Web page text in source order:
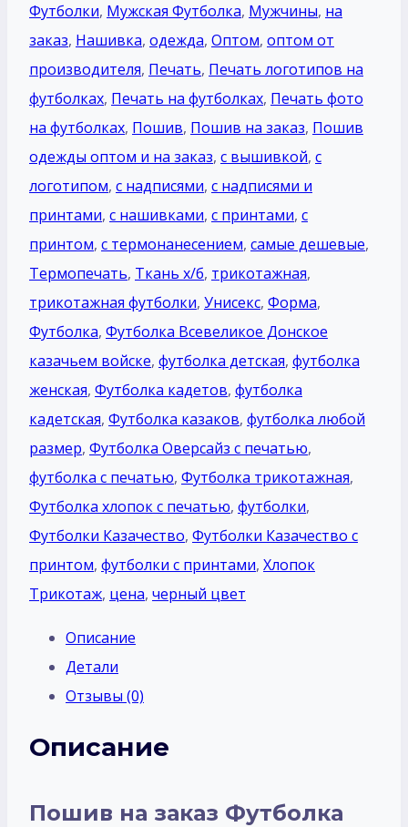
Футболки, Мужская Футболка, Мужчины, на
заказ, Нашивка, одежда, Оптом, оптом от
производителя, Печать, Печать логотипов на
футболках, Печать на футболках, Печать фото
на футболках, Пошив, Пошив на заказ, Пошив
одежды оптом и на заказ, с вышивкой, с
логотипом, с надписями, с надписями и
принтами, с нашивками, с принтами, с
принтом, с термонанесением, самые дешевые,
Термопечать, Ткань х/б, трикотажная,
трикотажная футболки, Унисекс, Форма,
Футболка, Футболка Всевеликое Донское
казачьем войске, футболка детская, футболка
женская, Футболка кадетов, футболка
кадетская, Футболка казаков, футболка любой
размер, Футболка Оверсайз с печатью,
футболка с печатью, Футболка трикотажная,
Футболка хлопок с печатью, футболки,
Футболки Казачество, Футболки Казачество c
принтом, футболки с принтами, Хлопок
Трикотаж, цена, черный цвет
Описание
Детали
Отзывы (0)
Описание
Пошив на заказ Футболка